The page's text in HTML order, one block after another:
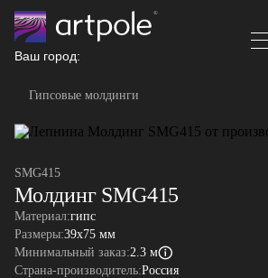
Ваш город:
Гипсовые молдинги
SMG415
Молдинг SMG415
Материал:гипс
Размеры:39x75 мм
Минимальный заказ:2.3 м
Страна-производитель:Россия